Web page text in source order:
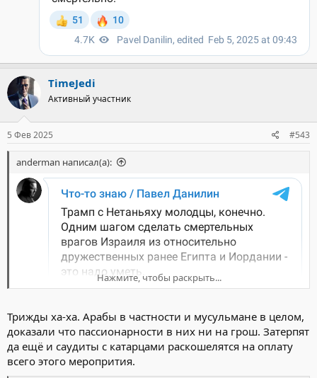
TimeJedi
Активный участник
5 Фев 2025 #543
anderman написал(а):
Нажмите, чтобы раскрыть...
Трижды ха-ха. Арабы в частности и мусульмане в целом,
доказали что пассионарности в них ни на грош. Затерпят
да ещё и саудиты с катарцами раскошелятся на оплату
всего этого меропрития.